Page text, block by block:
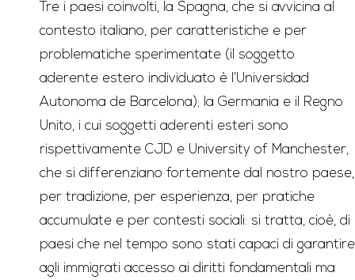
Tre i paesi coinvolti, la Spagna, che si avvicina al
contesto italiano, per caratteristiche e per
problematiche sperimentate (il soggetto
aderente estero individuato è l’Universidad
Autonoma de Barcelona); la Germania e il Regno
Unito, i cui soggetti aderenti esteri sono
rispettivamente CJD e University of Manchester,
che si differenziano fortemente dal nostro paese,
per tradizione, per esperienza, per pratiche
accumulate e per contesti sociali: si tratta, cioè, di
paesi che nel tempo sono stati capaci di garantire
agli immigrati accesso ai diritti fondamentali ma